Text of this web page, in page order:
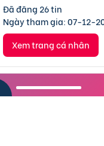
Đã đăng 26 tin
Ngày tham gia:07-12-
Xem trang cá nhân